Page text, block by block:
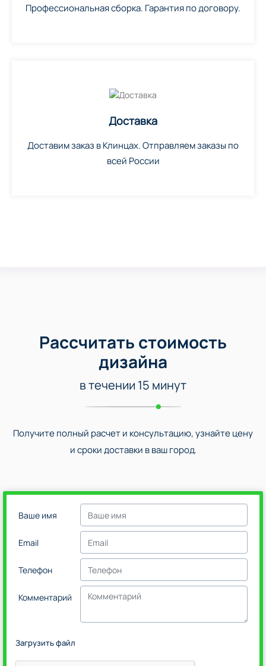
Профессиональная сборка. Гарантия по договору.
Доставка
Доставим заказ в Клинцах. Отправляем заказы по
всей России
Рассчитать стоимость
дизайна
в течении 15 минут
Получите полный расчет и консультацию, узнайте цену
и сроки доставки в ваш город.
Ваше имя
Email
Телефон
Комментарий
Загрузить файл